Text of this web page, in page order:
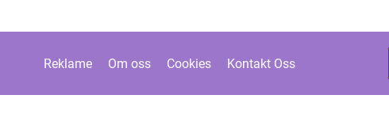
Reklame Om oss Cookies Kontakt Oss